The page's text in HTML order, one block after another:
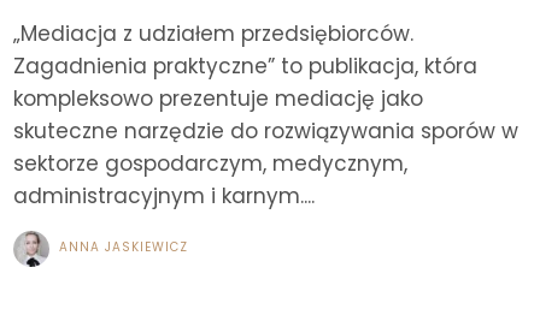
„Mediacja z udziałem przedsiębiorców.
Zagadnienia praktyczne” to publikacja, która
kompleksowo prezentuje mediację jako
skuteczne narzędzie do rozwiązywania sporów w
sektorze gospodarczym, medycznym,
administracyjnym i karnym....
ANNA JASKIEWICZ